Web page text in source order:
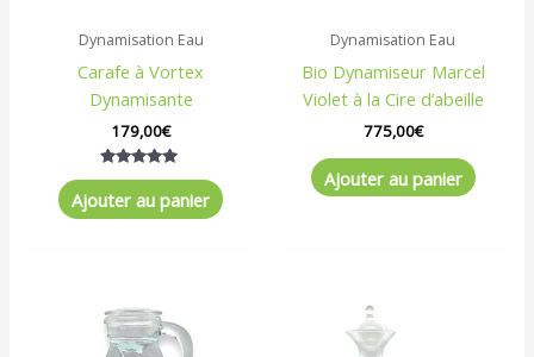
Dynamisation Eau
Carafe à Vortex
Dynamisante
179,00€
Note
sur 5
Ajouter au panier
Dynamisation Eau
Bio Dynamiseur Marcel
Violet à la Cire d’abeille
775,00€
Ajouter au panier